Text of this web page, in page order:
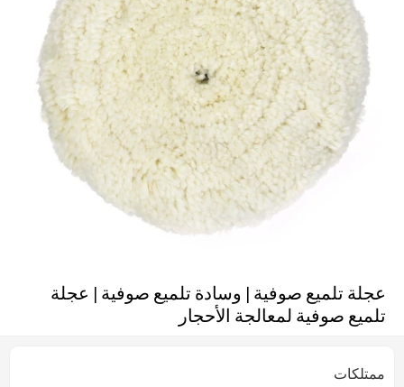
عجلة تلميع صوفية | وسادة تلميع صوفية | عجلة
تلميع صوفية لمعالجة الأحجار
ممتلكات